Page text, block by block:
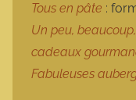
Tous en pâte :
Un peu,
cadeaux
Fabuleuses